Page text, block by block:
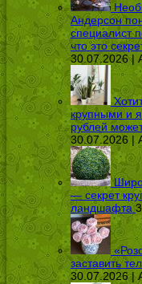
Андерсон
специалист
что это
30.07.2026 |
крупными и
рублей
30.07.2026 |
— секрет
ландшафта
заставить
30.07.2026 |